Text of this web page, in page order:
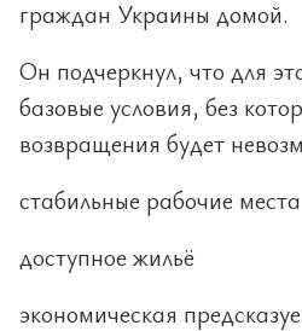
граждан Украины домой.
Он подчеркнул, что для
базовые условия, без
возвращения будет
стабильные рабочие места
доступное жильё
экономическая